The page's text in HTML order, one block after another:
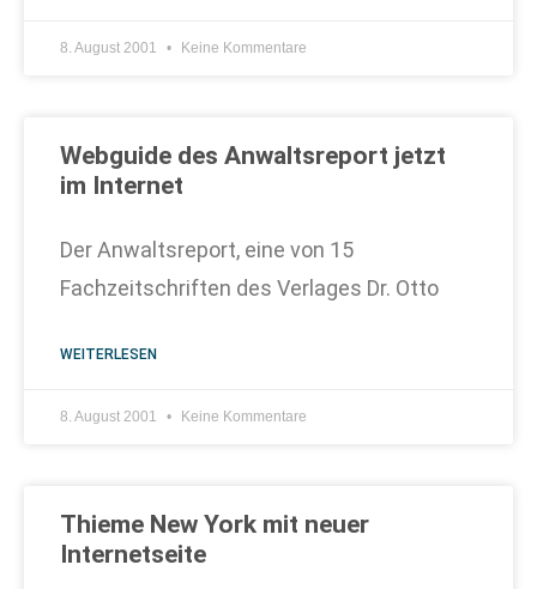
8. August 2001 Keine Kommentare
Webguide des Anwaltsreport jetzt
im Internet
Der Anwaltsreport, eine von 15
Fachzeitschriften des Verlages Dr. Otto
WEITERLESEN
8. August 2001 Keine Kommentare
Thieme New York mit neuer
Internetseite